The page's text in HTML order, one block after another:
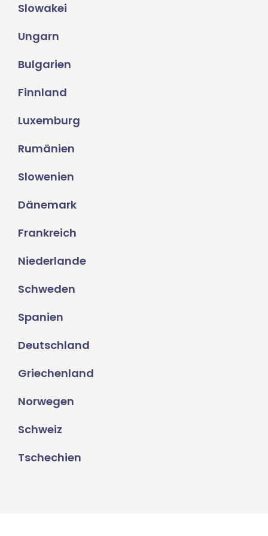
Slowakei
Ungarn
Bulgarien
Finnland
Luxemburg
Rumänien
Slowenien
Dänemark
Frankreich
Niederlande
Schweden
Spanien
Deutschland
Griechenland
Norwegen
Schweiz
Tschechien